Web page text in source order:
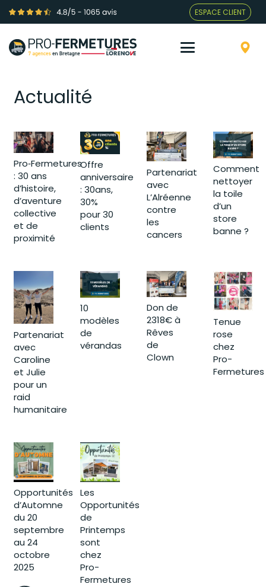
ESPACE CLIENT
Actualité
Pro‑Fermetures
: 30 ans
d’histoire,
d’aventure
collective
et de
proximité
Offre
anniversaire
: 30ans,
30%
pour 30
clients
Partenariat
avec
L’Alréenne
contre
les
cancers
Comment
nettoyer
la toile
d’un
store
banne ?
Partenariat
avec
Caroline
et Julie
pour un
raid
humanitaire
10
modèles
de
vérandas
Don de
2318€ à
Rêves
de
Clown
Tenue
rose
chez
Pro-
Fermetures
Opportunités
d’Automne
du 20
septembre
au 24
octobre
2025
Les
Opportunités
de
Printemps
sont
chez
Pro-
Fermetures